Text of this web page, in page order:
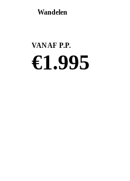
Wandelen
VANAF P.P.
€1.995